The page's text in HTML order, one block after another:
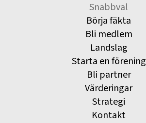
Snabbval
Börja fäkta
Bli medlem
Landslag
Starta en förening
Bli partner
Värderingar
Strategi
Kontakt